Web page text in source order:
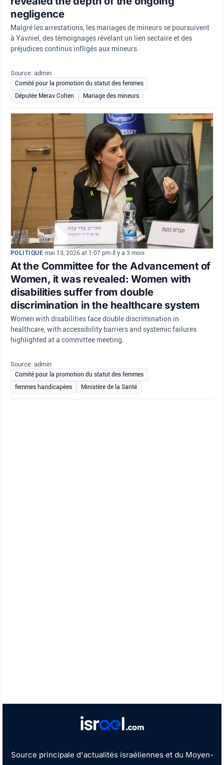
negligence
Malgré les arrestations, les mariages de mineurs se poursuivent
à Yavniel, des témoignages révélant un lien sectaire et des
préjudices continus infligés aux mineurs.
Source: admin
Comité pour la promotion du statut des femmes
Députée Merav Cohen
Mariage des mineurs
POLITIQUE•mai 13, 2026 at 1:07 pm• Il y a 3 mois
At the Committee for the Advancement of
Women, it was revealed: Women with
disabilities suffer from double
discrimination in the healthcare system
Women with disabilities face double discrimination in
healthcare, with accessibility barriers and systemic failures
highlighted at a committee meeting.
Source: admin
Comité pour la promotion du statut des femmes
femmes handicapées
Ministère de la Santé
Source principale d'actualités israéliennes et du Moyen-